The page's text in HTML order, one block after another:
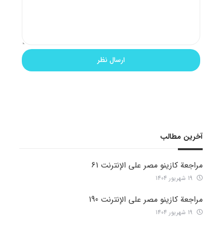
آخرین مطالب
مراجعة كازينو مصر على الإنترنت 61
مراجعة كازينو مصر على الإنترنت 190